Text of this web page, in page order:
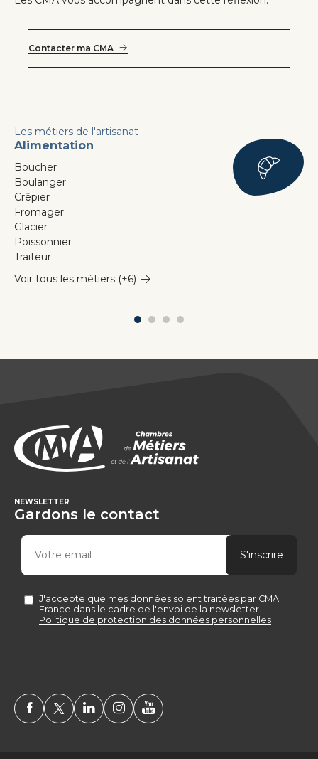
Contacter ma CMA
Les métiers de l'artisanat
Alimentation
Boucher
Boulanger
Crêpier
Fromager
Glacier
Poissonnier
Traiteur
Voir tous les métiers (+6)
NEWSLETTER
Gardons le contact